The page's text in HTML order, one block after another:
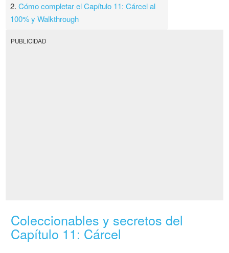
2.Cómo completar el Capítulo 11: Cárcel al
100% y Walkthrough
PUBLICIDAD
Coleccionables y secretos del
Capítulo 11: Cárcel